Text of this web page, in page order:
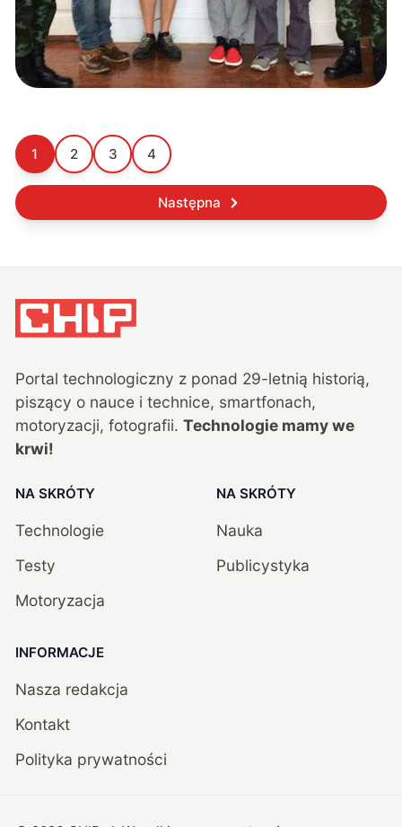
1 2 3 4
Następna
Portal technologiczny z ponad 29-letnią historią,
piszący o nauce i technice, smartfonach,
motoryzacji, fotografii. Technologie mamy we
krwi!
NA SKRÓTY
Technologie
Testy
Motoryzacja
NA SKRÓTY
Nauka
Publicystyka
INFORMACJE
Nasza redakcja
Kontakt
Polityka prywatności